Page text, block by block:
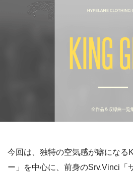
今回は、独特の空気感が癖になる
ー」を中心に、前身のSrv.Vinci 「